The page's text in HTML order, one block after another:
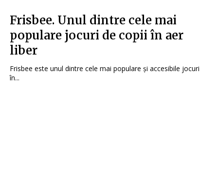
Frisbee. Unul dintre cele mai
populare jocuri de copii în aer
liber
Frisbee este unul dintre cele mai populare și accesibile jocuri
în...